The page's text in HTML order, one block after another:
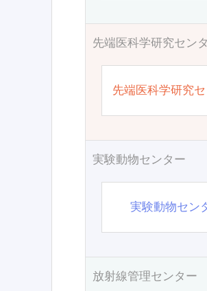
先端医科学研究セン
先端医科学研究
実験動物センター
実験動物セン
放射線管理センター